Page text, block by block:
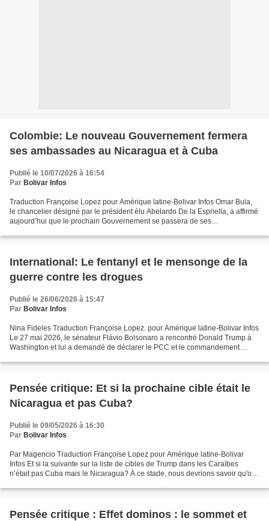
Colombie: Le nouveau Gouvernement fermera
ses ambassades au Nicaragua et à Cuba
Publié le 10/07/2026 à 16:54
Par Bolivar Infos
Traduction Françoise Lopez pour Amérique latine-Bolivar Infos Omar Bula,
le chancelier désigné par le président élu Abelardo De la Espriella, a affirmé
aujourd’hui que le prochain Gouvernement se passera de ses
International: Le fentanyl et le mensonge de la
guerre contre les drogues
Publié le 26/06/2026 à 15:47
Par Bolivar Infos
Nina Fideles Traduction Françoise Lopez. pour Amérique latine-Bolivar Infos
Le 27 mai 2026, le sénateur Flávio Bolsonaro a rencontré Donald Trump à
Washington et lui a demandé de déclarer le PCC et le commandement
Pensée critique: Et si la prochaine cible était le
Nicaragua et pas Cuba?
Publié le 09/05/2026 à 16:30
Par Bolivar Infos
Par Magencio Traduction Françoise Lopez pour Amérique latine-Bolivar
Infos Et si la suivante sur la liste de cibles de Trump dans les Caraïbes
n’était pas Cuba mais le Nicaragua? À ce stade, nous devrions savoir qu'on
Pensée critique : Effet dominos : le sommet et